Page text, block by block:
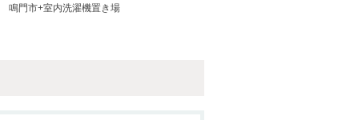
鳴門市+室内洗濯機置き場